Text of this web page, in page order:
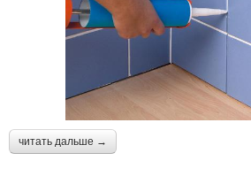
читать дальше →